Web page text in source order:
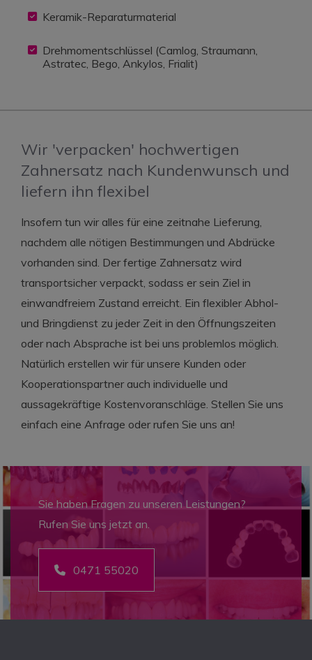
Keramik-Reparaturmaterial
Drehmomentschlüssel (Camlog, Straumann,
Astratec, Bego, Ankylos, Frialit)
Wir 'verpacken' hochwertigen
Zahnersatz nach Kundenwunsch und
liefern ihn flexibel
Insofern tun wir alles für eine zeitnahe Lieferung,
nachdem alle nötigen Bestimmungen und Abdrücke
vorhanden sind. Der fertige Zahnersatz wird
transportsicher verpackt, sodass er sein Ziel in
einwandfreiem Zustand erreicht. Ein flexibler Abhol-
und Bringdienst zu jeder Zeit in den Öffnungszeiten
oder nach Absprache ist bei uns problemlos möglich.
Natürlich erstellen wir für unsere Kunden oder
Kooperationspartner auch individuelle und
aussagekräftige Kostenvoranschläge. Stellen Sie uns
einfach eine Anfrage oder rufen Sie uns an!
Sie haben Fragen zu unseren Leistungen?
Rufen Sie uns jetzt an.
0471 55020